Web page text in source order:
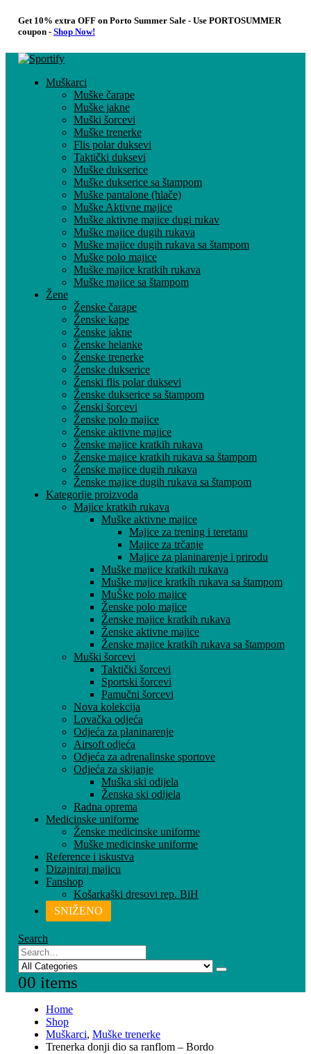
Get 10% extra OFF on Porto Summer Sale - Use PORTOSUMMER
coupon - Shop Now!
Muškarci
Muške čarape
Muške jakne
Muški šorcevi
Muške trenerke
Flis polar duksevi
Taktički duksevi
Muške dukserice
Muške dukserice sa štampom
Muške pantalone (hlače)
Muške Aktivne majice
Muške aktivne majice dugi rukav
Muške majice dugih rukava
Muške majice dugih rukava sa štampom
Muške polo majice
Muške majice kratkih rukava
Muške majice sa štampom
Žene
Ženske čarape
Ženske kape
Ženske jakne
Ženske helanke
Ženske trenerke
Ženske dukserice
Ženski flis polar duksevi
Ženske dukserice sa štampom
Ženski šorcevi
Ženske polo majice
Ženske aktivne majice
Ženske majice kratkih rukava
Ženske majice kratkih rukava sa štampom
Ženske majice dugih rukava
Ženske majice dugih rukava sa štampom
Kategorije proizvoda
Majice kratkih rukava
Muške aktivne majice
Majice za trening i teretanu
Majice za trčanje
Majice za planinarenje i prirodu
Muške majice kratkih rukava
Muške majice kratkih rukava sa štampom
MuŠke polo majice
Ženske polo majice
Ženske majice kratkih rukava
Ženske aktivne majice
Ženske majice kratkih rukava sa štampom
Muški šorcevi
Taktički šorcevi
Sportski šorcevi
Pamučni šorcevi
Nova kolekcija
Lovačka odjeća
Odjeća za planinarenje
Airsoft odjeća
Odjeća za adrenalinske sportove
Odjeća za skijanje
Muška ski odijela
Ženska ski odijela
Radna oprema
Medicinske uniforme
Ženske medicinske uniforme
Muške medicinske uniforme
Reference i iskustva
Dizajniraj majicu
Fanshop
Košarkaški dresovi rep. BiH
SNIŽENO
Search
00 items
Home
Shop
Muškarci, Muške trenerke
Trenerka donji dio sa ranflom – Bordo